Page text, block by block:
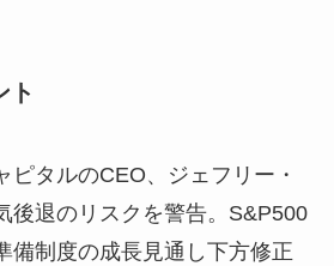
ト
ピタルのCEO、ジェフリー・
後退のリスクを警告。S&P500
備制度の成長見通し下方修正